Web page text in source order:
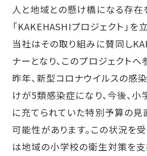
人と地域との懸け橋になる存在
「KAKEHASHIプロジェクト」を
当社はその取り組みに賛同し
ナーとなり、このプロジェクトへ
昨年、新型コロナウイルスの感
けが5類感染症になり、今後、
に充てられていた特別予算の見
可能性があります。この状況を
は地域の小学校の衛生対策を支